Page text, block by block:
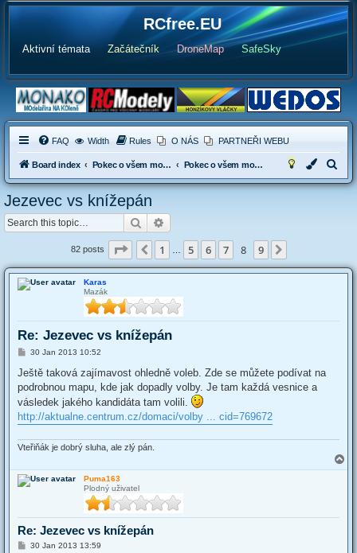
RCfree.EU
Aktivní témata Začátečník DroneMap SafeSky
FAQ Width Rules O NÁS PARTNEŘI WEBU
Board index Pokec o všem možném Pokec o všem možném i nemožném (Off-Topic)
e
Jezevec vs knížepán
Search
82 posts Page of9
Previous
1 5 6 7 8 9
Karas
Mazák
Re: Jezevec vs knížepán
P
s
30 Jan 2013 10:52
Ještě taková zajímavost ohledně voleb. Zde se můžete podívat na
podrobnou mapu, kde jak dopadly volby. Je tam každá vesnice a
vásledek jakého kandidáta tam volili.
http://aktualne.centrum.cz/domaci/volby ... cid=769672
Vteřiňák je dobrý sluha, ale zlý pán.
o
Puma163
Plodný uživatel
Re: Jezevec vs knížepán
P30 Jan 2013 13:59